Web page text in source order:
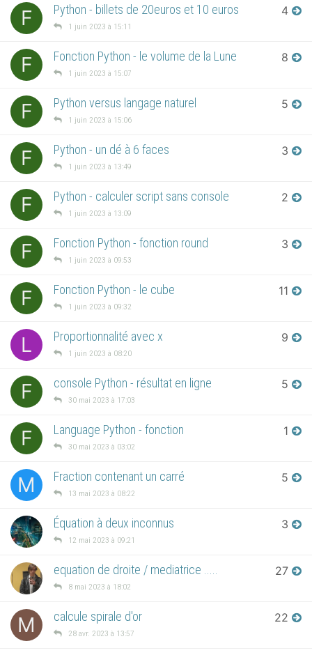
F Python - billets de 20euros et 10 euros
1 juin 2023 à 15:11
4
F Fonction Python - le volume de la Lune
1 juin 2023 à 15:07
8
F Python versus langage naturel
1 juin 2023 à 15:06
5
F Python - un dé à 6 faces
1 juin 2023 à 13:49
3
F Python - calculer script sans console
1 juin 2023 à 13:09
2
F Fonction Python - fonction round
1 juin 2023 à 09:53
3
F Fonction Python - le cube
1 juin 2023 à 09:32
11
L Proportionnalité avec x
1 juin 2023 à 08:20
9
F console Python - résultat en ligne
30 mai 2023 à 17:03
5
F Language Python - fonction
30 mai 2023 à 03:02
1
M Fraction contenant un carré
13 mai 2023 à 08:22
5
Équation à deux inconnus
12 mai 2023 à 09:21
3
equation de droite / mediatrice .....
8 mai 2023 à 18:02
27
M calcule spirale d'or
28 avr. 2023 à 13:57
22